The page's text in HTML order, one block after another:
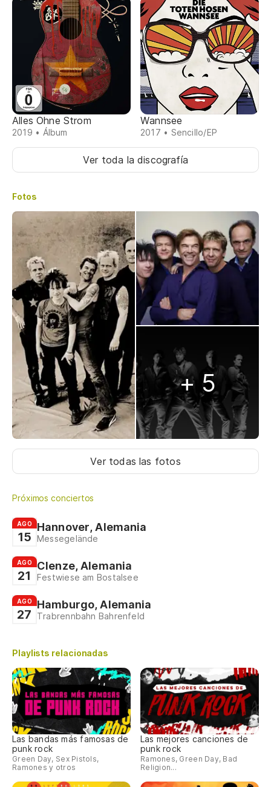
Alles Ohne Strom
2019 • Álbum
Wannsee
2017 • Sencillo/EP
Ver toda la discografía
Fotos
+ 5
Ver todas las fotos
Próximos conciertos
AGO
15
Hannover, Alemania
Messegelände
AGO
21
Clenze, Alemania
Festwiese am Bostalsee
AGO
27
Hamburgo, Alemania
Trabrennbahn Bahrenfeld
Playlists relacionadas
Las bandas más famosas de
punk rock
Green Day, Sex Pistols,
Ramones y otros
Las mejores canciones de
punk rock
Ramones, Green Day, Bad
Religion...